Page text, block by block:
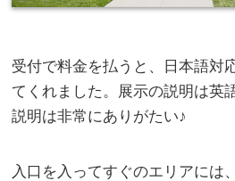
受付で料金を払うと、日本語対
てくれました。展示の説明は英
説明は非常にありがたい♪
入口を入ってすぐのエリアには